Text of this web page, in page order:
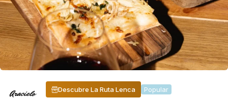
Descubre La Ruta Lenca Popular